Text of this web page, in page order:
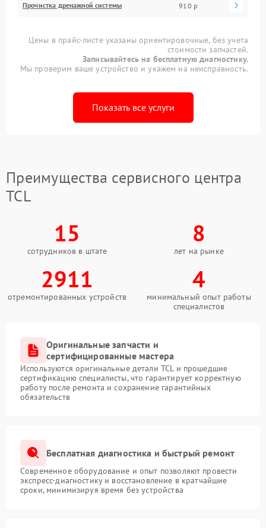
Прочистка дренажной системы 910 р
Цены в прайс-листе указаны ориентировочные, без учета
стоимости запчастей.
Записывайтесь на бесплатную диагностику.
Мы проверим ваше устройство и укажем на неисправность.
Показать все услуги
Преимущества сервисного центра
TCL
15
сотрудников в штате
8
лет на рынке
2911
отремонтированных устройств
4
минимальный опыт работы
специалистов
Оригинальные запчасти и
сертифицированные мастера
Используются оригинальные детали TCL и прошедшие
сертификацию специалисты, что гарантирует корректную
работу после ремонта и сохранение гарантийных
обязательств
Бесплатная диагностика и быстрый ремонт
Современное оборудование и опыт позволяют провести
экспресс-диагностику и восстановление в кратчайшие
сроки, минимизируя время без устройства